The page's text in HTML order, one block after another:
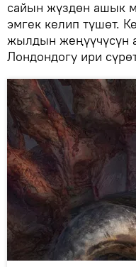
сайын жүздөн ашык
эмгек келип түшөт.
жылдын жеңүүчүсүн
Лондондогу ири